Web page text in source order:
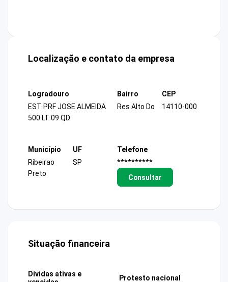
Localização e contato da empresa
Logradouro
EST PRF JOSE ALMEIDA
500 LT 09 QD
Bairro
Res Alto Do
CEP
14110-000
Município
Ribeirao
Preto
UF
SP
Telefone
**********
Consultar
Situação financeira
Dívidas ativas e
Protesto nacional